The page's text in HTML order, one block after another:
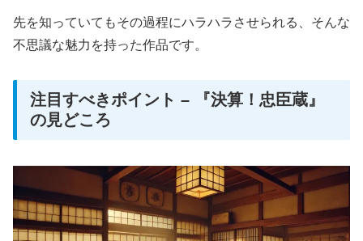
先を知っていてもその過程にハラハラさせられる、そんな
不思議な魅力を持った作品です。
注目すべきポイント – 『決算！忠臣蔵』
の見どころ